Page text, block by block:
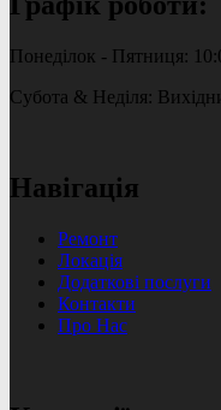
Понеділок - Пятниця:
Субота & Неділя:
Навігація
Ремонт
Локація
Додаткові послуги
Контакти
Про Нас